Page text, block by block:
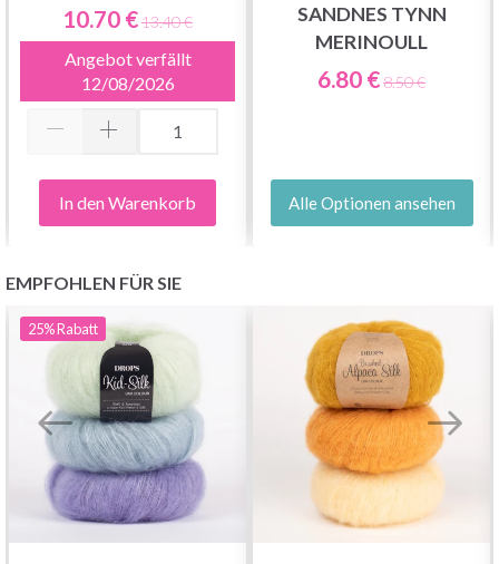
10.70 €13.40 €
Angebot verfällt
12/08/2026
In den Warenkorb
SANDNES TYNN
MERINOULL
6.80 €8.50 €
Alle Optionen ansehen
EMPFOHLEN FÜR SIE
25%Rabatt